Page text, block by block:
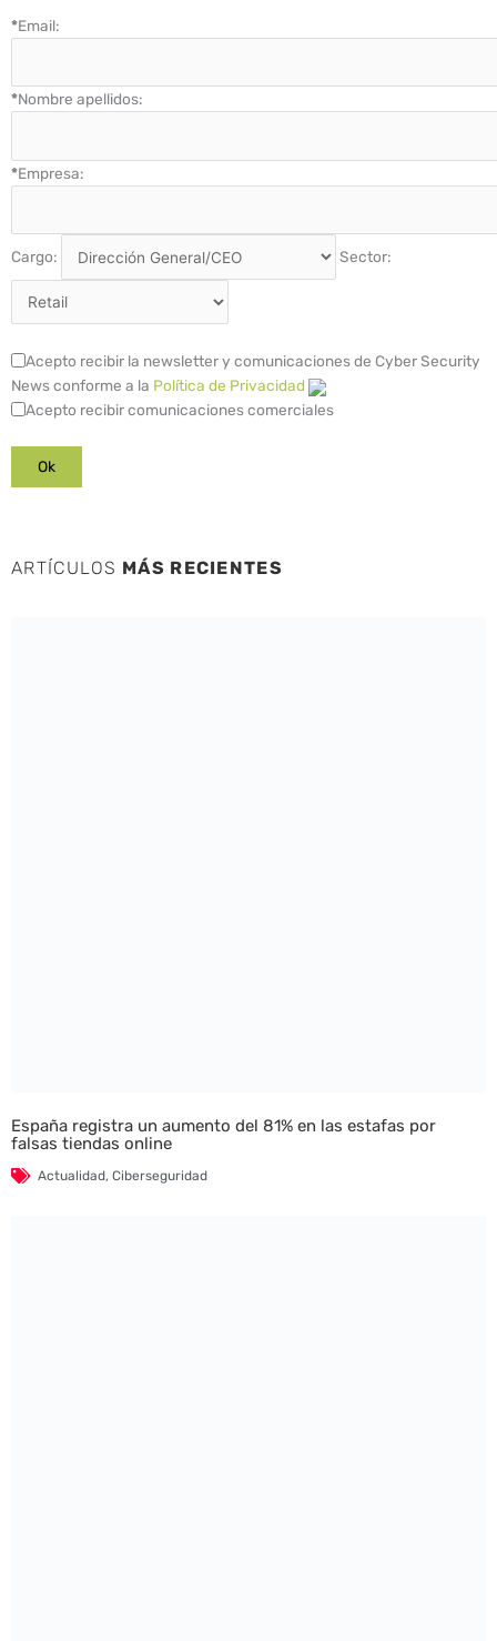
*Email:
*Nombre apellidos:
*Empresa:
Cargo: Sector:
Acepto recibir la newsletter y comunicaciones de Cyber Security
News conforme a la Política de Privacidad
Acepto recibir comunicaciones comerciales
ARTÍCULOS MÁS RECIENTES
España registra un aumento del 81% en las estafas por
falsas tiendas online
Actualidad, Ciberseguridad